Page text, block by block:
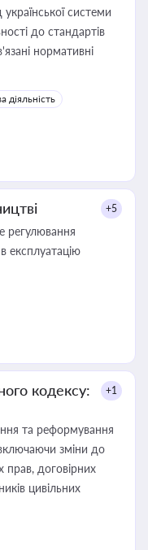
системи
до стандартів
нормативні
діяльність
+5
регулювання
експлуатацію
кодексу:
+1
та реформування
зміни до
прав, договірних
цивільних